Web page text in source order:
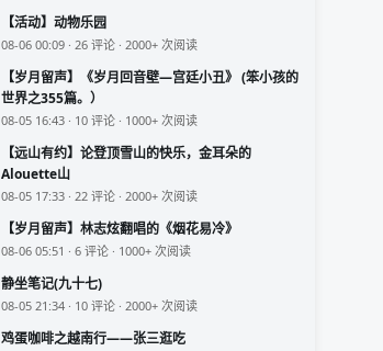
【活动】动物乐园
08-06 00:09 · 26 评论 · 2000+ 次阅读
【岁月留声】《岁月回音壁—宫廷小丑》 (笨小孩的
世界之355篇。）
08-05 16:43 · 10 评论 · 1000+ 次阅读
【远山有约】论登顶雪山的快乐，金耳朵的
Alouette山
08-05 17:33 · 22 评论 · 2000+ 次阅读
【岁月留声】林志炫翻唱的《烟花易冷》
08-06 05:51 · 6 评论 · 1000+ 次阅读
静坐笔记(九十七)
08-05 21:34 · 10 评论 · 2000+ 次阅读
鸡蛋咖啡之越南行——张三逛吃